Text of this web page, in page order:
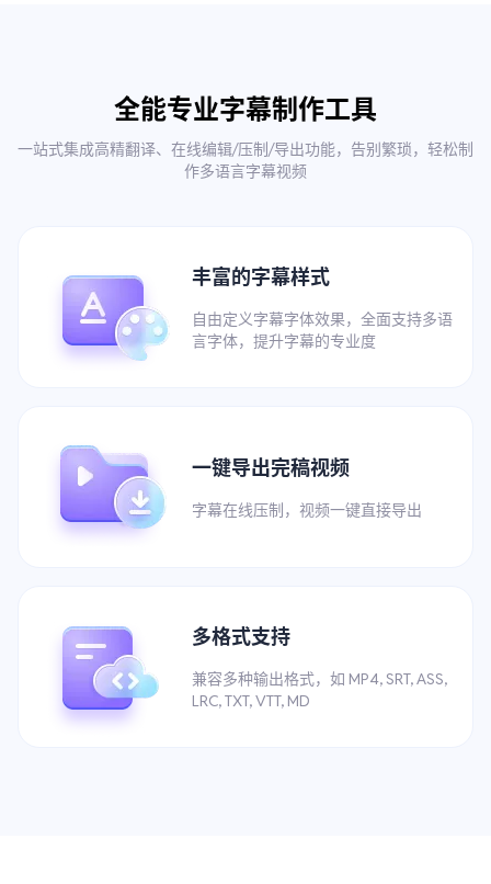
全能专业字幕制作工具
一站式集成高精翻译、在线编辑/压制/导出功能，告别繁琐，轻松制
作多语言字幕视频
丰富的字幕样式
自由定义字幕字体效果，全面支持多语
言字体，提升字幕的专业度
一键导出完稿视频
字幕在线压制，视频一键直接导出
多格式支持
兼容多种输出格式，如 MP4, SRT, ASS,
LRC, TXT, VTT, MD